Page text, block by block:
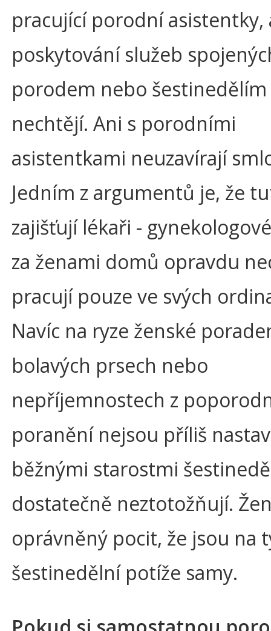
pracující porodní asistentky,
poskytování služeb
porodem nebo
nechtějí. Ani s porodními
asistentkami neuzavírají
Jedním z argumentů je, že
zajišťují lékaři -
za ženami domů opravdu
pracují pouze ve svých
Navíc na ryze ženské
bolavých prsech nebo
nepříjemnostech z
poranění nejsou příliš
běžnými starostmi
dostatečně neztotožňují.
oprávněný pocit, že jsou na
šestinedělní potíže samy.